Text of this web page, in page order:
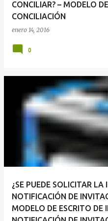
CONCILIAR? – MODELO
CONCILIACIÓN
enero 14, 2016
0
¿SE PUEDE SOLICITAR LA
NOTIFICACIÓN DE
MODELO DE ESCRITO DE